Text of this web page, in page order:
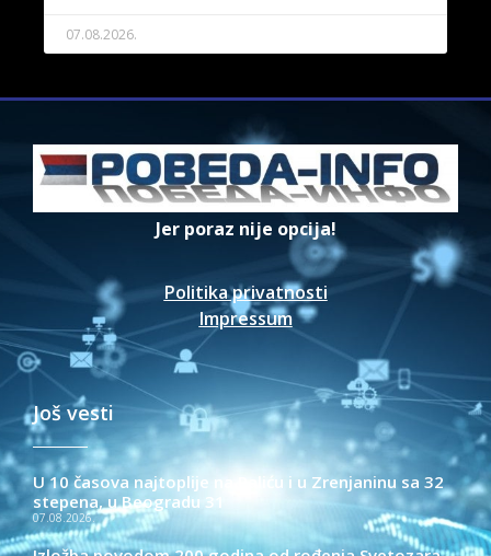
07.08.2026.
Jer poraz nije opcija!
Politika privatnosti
Impressum
Još vesti
U 10 časova najtoplije na Paliću i u Zrenjaninu sa 32
stepena, u Beogradu 31
07.08.2026.